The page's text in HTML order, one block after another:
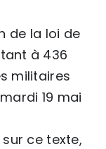
de la loi de
à 436
militaires
19 mai
ce texte,